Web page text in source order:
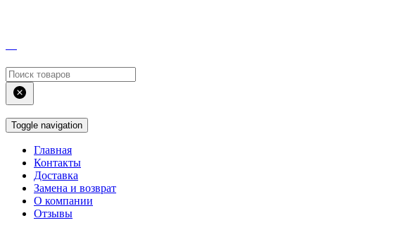
Toggle navigation
Главная
Контакты
Доставка
Замена и возврат
О компании
Отзывы